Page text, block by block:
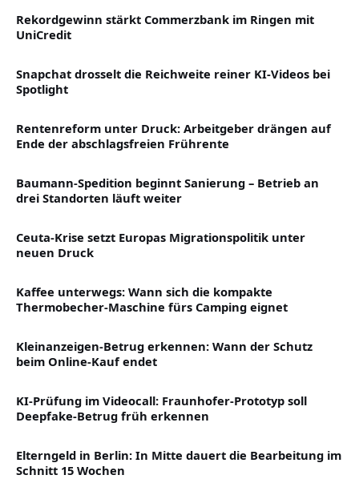
Rekordgewinn stärkt Commerzbank im Ringen mit
UniCredit
Snapchat drosselt die Reichweite reiner KI-Videos bei
Spotlight
Rentenreform unter Druck: Arbeitgeber drängen auf
Ende der abschlagsfreien Frührente
Baumann-Spedition beginnt Sanierung – Betrieb an
drei Standorten läuft weiter
Ceuta-Krise setzt Europas Migrationspolitik unter
neuen Druck
Kaffee unterwegs: Wann sich die kompakte
Thermobecher-Maschine fürs Camping eignet
Kleinanzeigen-Betrug erkennen: Wann der Schutz
beim Online-Kauf endet
KI-Prüfung im Videocall: Fraunhofer-Prototyp soll
Deepfake-Betrug früh erkennen
Elterngeld in Berlin: In Mitte dauert die Bearbeitung im
Schnitt 15 Wochen